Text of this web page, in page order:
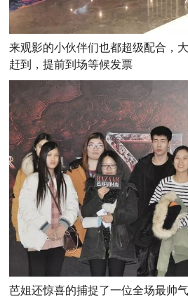
来观影的小伙伴们也都超级配合，
赶到，提前到场等候发票
芭姐还惊喜的捕捉了一位全场最帅气